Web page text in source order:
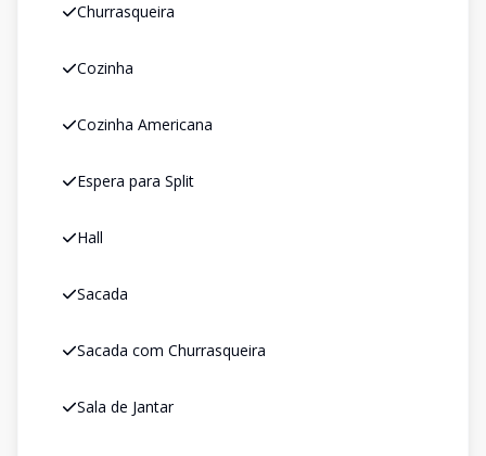
Churrasqueira
Cozinha
Cozinha Americana
Espera para Split
Hall
Sacada
Sacada com Churrasqueira
Sala de Jantar